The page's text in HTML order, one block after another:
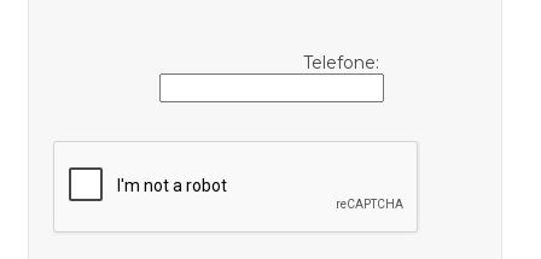
Telefone: